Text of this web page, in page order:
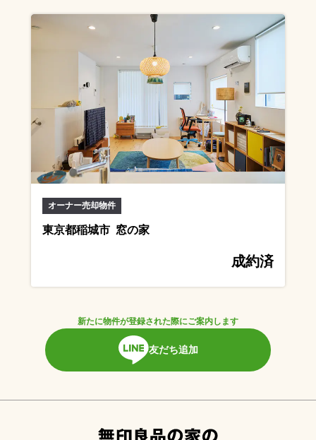
オーナー売却物件
東京都稲城市 窓の家
成約済
新たに物件が登録された際にご案内します
友だち追加